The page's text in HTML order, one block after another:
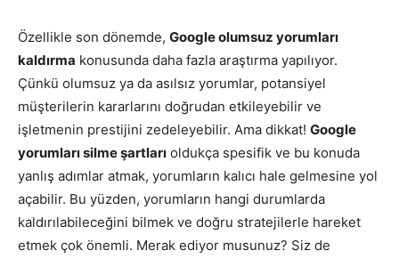
Özellikle son dönemde, Google olumsuz yorumları
kaldırma konusunda daha fazla araştırma yapılıyor.
Çünkü olumsuz ya da asılsız yorumlar, potansiyel
müşterilerin kararlarını doğrudan etkileyebilir ve
işletmenin prestijini zedeleyebilir. Ama dikkat! Google
yorumları silme şartları oldukça spesifik ve bu konuda
yanlış adımlar atmak, yorumların kalıcı hale gelmesine yol
açabilir. Bu yüzden, yorumların hangi durumlarda
kaldırılabileceğini bilmek ve doğru stratejilerle hareket
etmek çok önemli. Merak ediyor musunuz? Siz de